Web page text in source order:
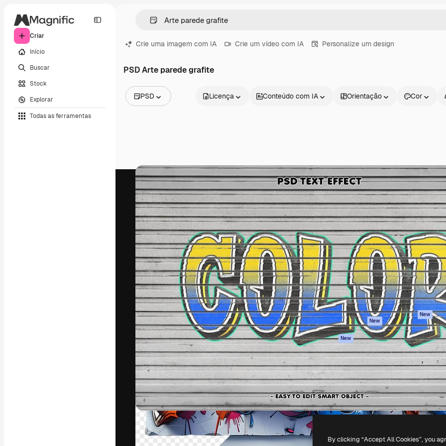
Criar
Início
Buscar
Stock
Explorar
Todas as ferramentas
Crie uma imagem com IA Crie um vídeo com IA Personalize um design
PSD Arte parede grafite
PSD
Vídeos
Clipes de vídeo
Animações
Modelos de vídeos
Ícones
Modelos 3D
Fontes
Licença Conteúdo com IA Orientação Cor
A plataforma criativa para você direcionar
seu melhor trabalho. Mais de 1 milhão de
assinantes entre criativos, empresas,
agências e estúdios.
Português
Produtos
Spaces
Assistente de IA
Gerador de
imagens
Gerador de vídeos
Texto para voz
Conteúdo de stock
MCP para
Claude/ChatGPT
New
Agentes New
API
App móvel
Todas as
ferramentas
Começar
Academy
Documentação
Atendimento
Termos e
condições
Política de
privacidade
Originais New
Política de
Central de
confiabilidade
Afiliados
Empresas
Copyright © 2010-2026Freepik Company S.L.U.Todos os direitos reservados.
By clicking “Accept All Cookies”, you